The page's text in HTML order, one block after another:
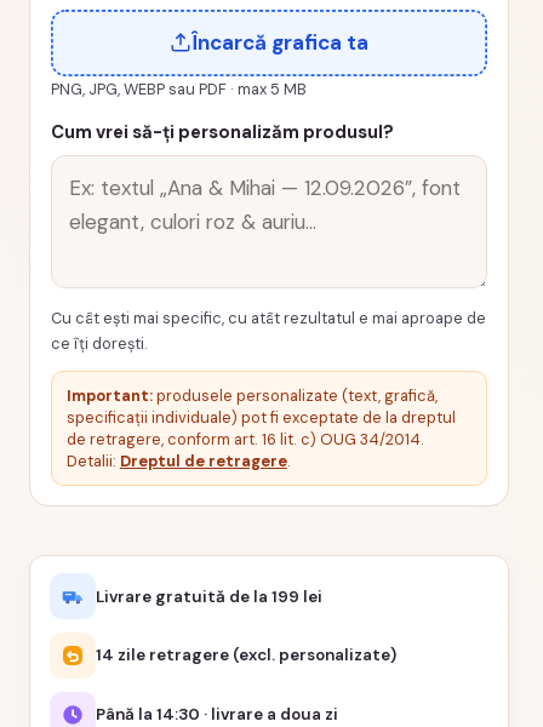
0008-
CANABU
Încarcă grafica ta
PNG, JPG, WEBP sau PDF · max 5 MB
Cum vrei să-ți personalizăm produsul?
Cu cât ești mai specific, cu atât rezultatul e mai aproape de
ce îți dorești.
Important:produsele personalizate (text, grafică,
specificații individuale) pot fi exceptate de la dreptul
de retragere, conform art. 16 lit. c) OUG 34/2014.
Detalii: Dreptul de retragere.
Livrare gratuită de la 199 lei
14 zile retragere (excl. personalizate)
Până la 14:30 · livrare a doua zi